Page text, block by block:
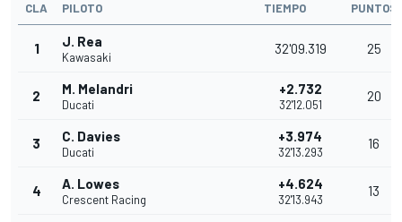
CLA PILOTO TIEMPO PUNTOS
1 J. Rea
Kawasaki
32'09.319 25
2 M. Melandri
Ducati
+2.732
32'12.051
20
3 C. Davies
Ducati
+3.974
32'13.293
16
4 A. Lowes
Crescent Racing
+4.624
32'13.943
13